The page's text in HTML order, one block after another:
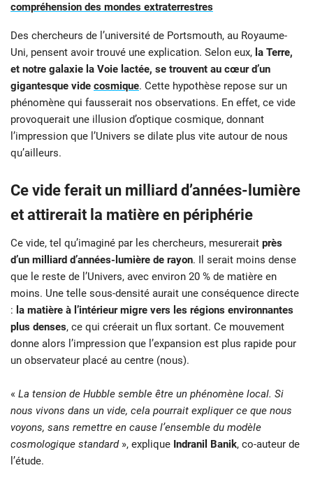
compréhension des mondes extraterrestres
Des chercheurs de l’université de Portsmouth, au Royaume-
Uni, pensent avoir trouvé une explication. Selon eux, la Terre,
et notre galaxie la Voie lactée, se trouvent au cœur d’un
gigantesque vide cosmique. Cette hypothèse repose sur un
phénomène qui fausserait nos observations. En effet, ce vide
provoquerait une illusion d’optique cosmique, donnant
l’impression que l’Univers se dilate plus vite autour de nous
qu’ailleurs.
Ce vide ferait un milliard d’années-lumière
et attirerait la matière en périphérie
Ce vide, tel qu’imaginé par les chercheurs, mesurerait près
d’un milliard d’années-lumière de rayon. Il serait moins dense
que le reste de l’Univers, avec environ 20 % de matière en
moins. Une telle sous-densité aurait une conséquence directe
: la matière à l’intérieur migre vers les régions environnantes
plus denses, ce qui créerait un flux sortant. Ce mouvement
donne alors l’impression que l’expansion est plus rapide pour
un observateur placé au centre (nous).
« La tension de Hubble semble être un phénomène local. Si
nous vivons dans un vide, cela pourrait expliquer ce que nous
voyons, sans remettre en cause l’ensemble du modèle
cosmologique standard», explique Indranil Banik, co-auteur de
l’étude.